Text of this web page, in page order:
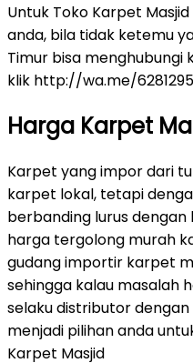
Untuk Toko Karpet
anda, bila tidak ketemu
Timur bisa menghubungi
klik http://wa.me/
Harga Karpet
Karpet yang impor dari
karpet lokal, tetapi
berbanding lurus
harga tergolong murah
gudang importir karpet
sehingga kalau masalah
selaku distributor
menjadi pilihan anda
Karpet Masjid